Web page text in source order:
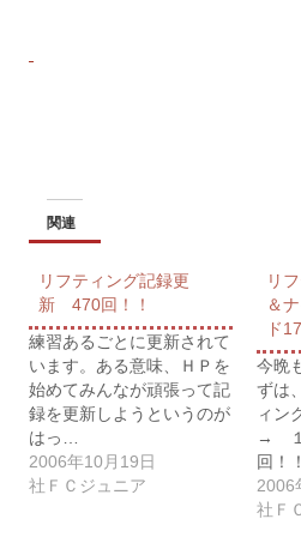
関連
リフティング記録更
新 470回！！
練習あるごとに更新されて
います。ある意味、ＨＰを
始めてみんなが頑張って記
録を更新しようというのが
はっ…
2006年10月19日
社ＦＣジュニア
リ
＆
ド
今晩
ずは
ィン
→ １
回！
2006
社Ｆ